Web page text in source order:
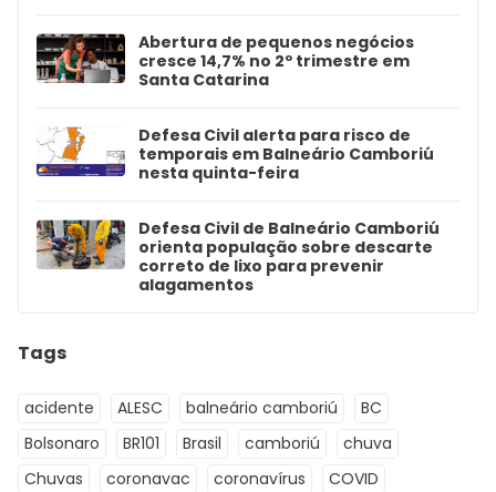
Abertura de pequenos negócios
cresce 14,7% no 2º trimestre em
Santa Catarina
Defesa Civil alerta para risco de
temporais em Balneário Camboriú
nesta quinta-feira
Defesa Civil de Balneário Camboriú
orienta população sobre descarte
correto de lixo para prevenir
alagamentos
Tags
acidente ALESC balneário camboriú
BC
Bolsonaro
BR101 Brasil camboriú
chuva
Chuvas
coronavac coronavírus
COVID